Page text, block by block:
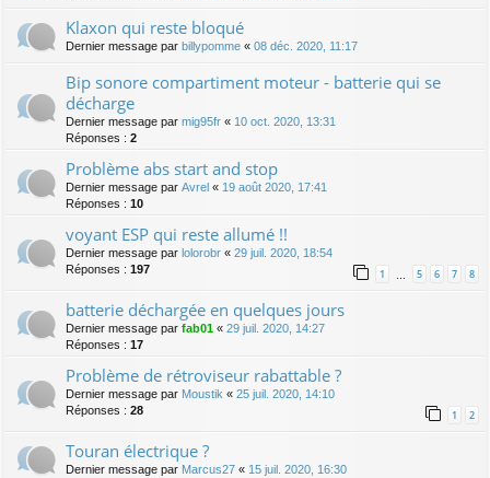
Klaxon qui reste bloqué
Dernier message par billypomme « 08 déc. 2020, 11:17
Bip sonore compartiment moteur - batterie qui se
décharge
Dernier message par mig95fr « 10 oct. 2020, 13:31
Réponses : 2
Problème abs start and stop
Dernier message par Avrel « 19 août 2020, 17:41
Réponses : 10
voyant ESP qui reste allumé !!
Dernier message par lolorobr « 29 juil. 2020, 18:54
Réponses : 197 1 … 5 6 7 8
batterie déchargée en quelques jours
Dernier message par fab01 « 29 juil. 2020, 14:27
Réponses : 17
Problème de rétroviseur rabattable ?
Dernier message par Moustik « 25 juil. 2020, 14:10
Réponses : 28 1 2
Touran électrique ?
Dernier message par Marcus27 « 15 juil. 2020, 16:30